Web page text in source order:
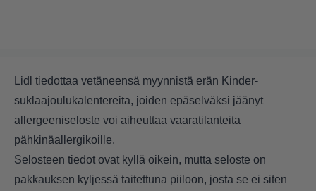
Lidl tiedottaa vetäneensä myynnistä erän Kinder-
suklaajoulukalentereita, joiden epäselväksi jäänyt
allergeeniseloste voi aiheuttaa vaaratilanteita
pähkinäallergikoille.
Selosteen tiedot ovat kyllä oikein, mutta seloste on
pakkauksen kyljessä taitettuna piiloon, josta se ei siten